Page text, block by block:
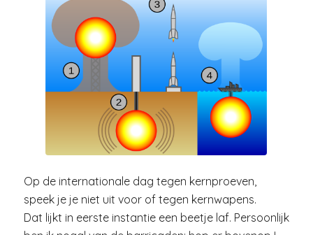
Op de internationale dag tegen kernproeven,
speek je je niet uit voor of tegen kernwapens.
Dat lijkt in eerste instantie een beetje laf. Persoonlijk